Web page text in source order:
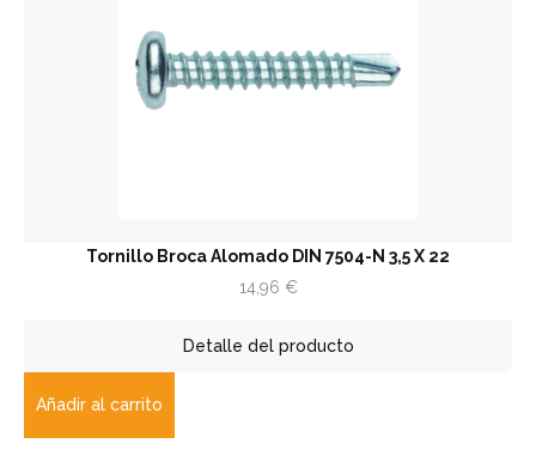
Tornillo Broca Alomado DIN 7504-N 3,5 X 22
14,96 €
Detalle del producto
Añadir al carrito